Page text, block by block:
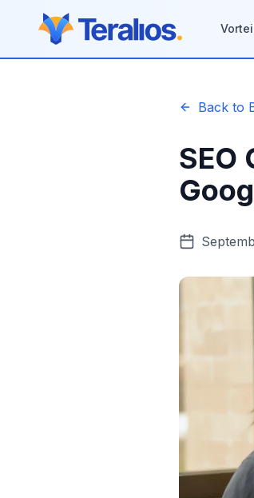
Back to
SEO